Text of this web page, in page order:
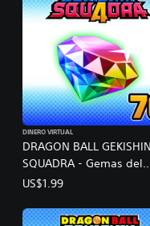
DRAGON BALL GEKISHIN
SQUADRA - Gemas del
dragón A
DINERO VIRTUAL
US$1.99